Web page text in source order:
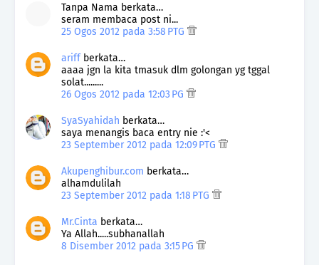
Tanpa Nama berkata…
seram membaca post ni...
25 Ogos 2012 pada 3:58 PTG
ariff berkata…
aaaa jgn la kita tmasuk dlm golongan yg tggal
solat.........
26 Ogos 2012 pada 12:03 PG
SyaSyahidah berkata…
saya menangis baca entry nie :'<
23 September 2012 pada 12:09 PTG
Akupenghibur.com berkata…
alhamdulilah
23 September 2012 pada 1:18 PTG
Mr.Cinta berkata…
Ya Allah.....subhanallah
8 Disember 2012 pada 3:15 PG